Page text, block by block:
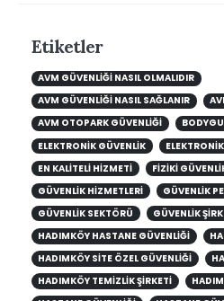
Etiketler
AVM GÜVENLIĞI NASIL OLMALIDIR
AVM GÜVENLIĞI NASIL SAĞLANIR
AVM OTOPARK GÜVENLIĞI
ELEKTRONIK GÜVENLIK
EN KALITELI HIZMETI
FIZIKI
GÜVENLIK HIZMETLERI
GÜVENLIK
GÜVENLIK SEKTÖRÜ
GÜVENLIK
HADIMKÖY HASTANE GÜVENLIĞI
HADIMKÖY SITE ÖZEL GÜVENLIĞI
HADIMKÖY TEMIZLIK ŞIRKETI